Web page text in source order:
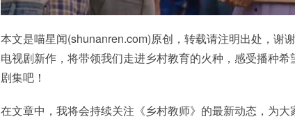
本文是喵星闻(shunanren.com)原创，转载请注明出处，谢
电视剧新作，将带领我们走进乡村教育的火种，感受播种
剧集吧！
在文章中，我将会持续关注《乡村教师》的最新动态，为